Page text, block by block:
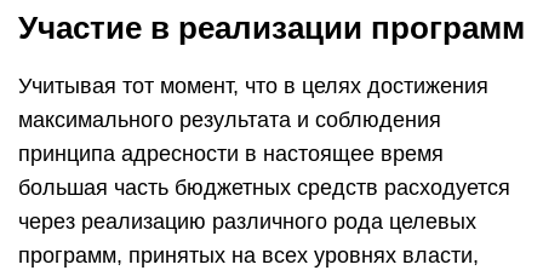
Участие в реализации программ
Учитывая тот момент, что в целях достижения
максимального результата и соблюдения
принципа адресности в настоящее время
большая часть бюджетных средств расходуется
через реализацию различного рода целевых
программ, принятых на всех уровнях власти,